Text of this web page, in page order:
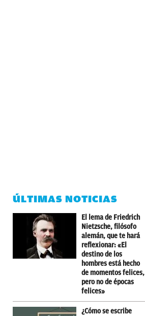
ÚLTIMAS NOTICIAS
El lema de Friedrich
Nietzsche, filósofo
alemán, que te hará
reflexionar: «El
destino de los
hombres está hecho
de momentos felices,
pero no de épocas
felices»
¿Cómo se escribe